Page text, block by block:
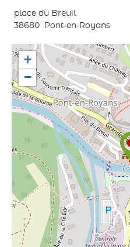
place du Breuil
38680
Pont-en-Royans
+
−